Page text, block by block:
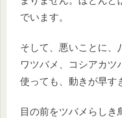
でいます。
そして、悪いことに、
ワツバメ、コシアカツ
使っても、動きが早す
目の前をツバメらしき